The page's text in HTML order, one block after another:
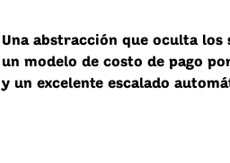
Una abstracción que oculta los
un modelo de costo de pago
y un excelente escalado